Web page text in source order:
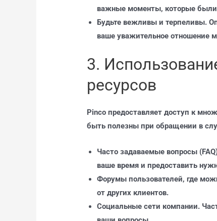
важные моменты, которые
Будьте вежливы и терпеливы.
ваше уважительное отношение
3.
ресурсов
Pinco предоставляет доступ к
быть полезны при обращении в
Часто задаваемые вопросы
ваше время и предоставить
Форумы пользователей, где
от других клиентов.
Социальные сети компании.